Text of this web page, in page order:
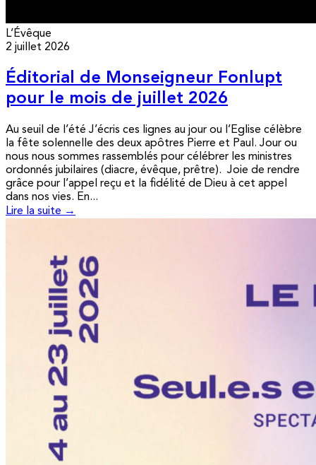
L’Évêque
2 juillet 2026
Éditorial de Monseigneur Fonlupt
pour le mois de juillet 2026
Au seuil de l’été J’écris ces lignes au jour ou l’Eglise célèbre
la fête solennelle des deux apôtres Pierre et Paul. Jour ou
nous nous sommes rassemblés pour célébrer les ministres
ordonnés jubilaires (diacre, évêque, prêtre). Joie de rendre
grâce pour l’appel reçu et la fidélité de Dieu à cet appel
dans nos vies. En...
Lire la suite →